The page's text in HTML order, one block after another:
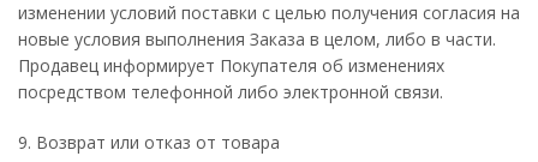
изменении условий поставки с целью получения согласия на
новые условия выполнения Заказа в целом, либо в части.
Продавец информирует Покупателя об изменениях
посредством телефонной либо электронной связи.
9. Возврат или отказ от товара